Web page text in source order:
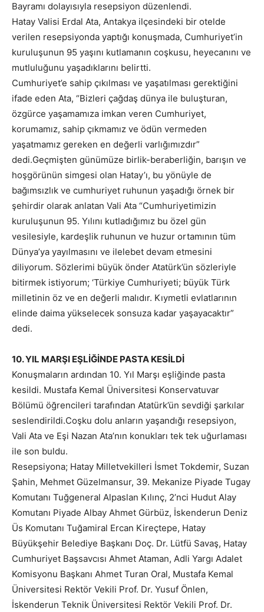
Bayramı dolayısıyla resepsiyon düzenlendi.
Hatay Valisi Erdal Ata, Antakya ilçesindeki bir otelde
verilen resepsiyonda yaptığı konuşmada, Cumhuriyet’in
kuruluşunun 95 yaşını kutlamanın coşkusu, heyecanını ve
mutluluğunu yaşadıklarını belirtti.
Cumhuriyet’e sahip çıkılması ve yaşatılması gerektiğini
ifade eden Ata, “Bizleri çağdaş dünya ile buluşturan,
özgürce yaşamamıza imkan veren Cumhuriyet,
korumamız, sahip çıkmamız ve ödün vermeden
yaşatmamız gereken en değerli varlığımızdır”
dedi.Geçmişten günümüze birlik-beraberliğin, barışın ve
hoşgörünün simgesi olan Hatay’ı, bu yönüyle de
bağımsızlık ve cumhuriyet ruhunun yaşadığı örnek bir
şehirdir olarak anlatan Vali Ata “Cumhuriyetimizin
kuruluşunun 95. Yılını kutladığımız bu özel gün
vesilesiyle, kardeşlik ruhunun ve huzur ortamının tüm
Dünya’ya yayılmasını ve ilelebet devam etmesini
diliyorum. Sözlerimi büyük önder Atatürk’ün sözleriyle
bitirmek istiyorum; ‘Türkiye Cumhuriyeti; büyük Türk
milletinin öz ve en değerli malıdır. Kıymetli evlatlarının
elinde daima yükselecek sonsuza kadar yaşayacaktır”
dedi.
10. YIL MARŞI EŞLİĞİNDE PASTA KESİLDİ
Konuşmaların ardından 10. Yıl Marşı eşliğinde pasta
kesildi. Mustafa Kemal Üniversitesi Konservatuvar
Bölümü öğrencileri tarafından Atatürk’ün sevdiği şarkılar
seslendirildi.Coşku dolu anların yaşandığı resepsiyon,
Vali Ata ve Eşi Nazan Ata’nın konukları tek tek uğurlaması
ile son buldu.
Resepsiyona; Hatay Milletvekilleri İsmet Tokdemir, Suzan
Şahin, Mehmet Güzelmansur, 39. Mekanize Piyade Tugay
Komutanı Tuğgeneral Alpaslan Kılınç, 2’nci Hudut Alay
Komutanı Piyade Albay Ahmet Gürbüz, İskenderun Deniz
Üs Komutanı Tuğamiral Ercan Kireçtepe, Hatay
Büyükşehir Belediye Başkanı Doç. Dr. Lütfü Savaş, Hatay
Cumhuriyet Başsavcısı Ahmet Ataman, Adli Yargı Adalet
Komisyonu Başkanı Ahmet Turan Oral, Mustafa Kemal
Üniversitesi Rektör Vekili Prof. Dr. Yusuf Önlen,
İskenderun Teknik Üniversitesi Rektör Vekili Prof. Dr.